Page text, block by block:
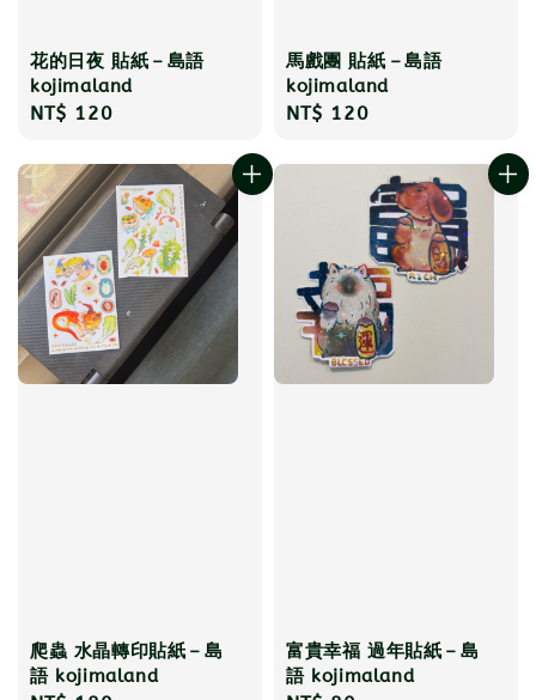
花的日夜 貼紙－島語
kojimaland
Regular
NT$ 120
馬戲團 貼紙－島語
kojimaland
Regular
NT$ 120
爬蟲 水晶轉印貼紙－島
語 kojimaland
富貴幸福 過年貼紙－島
語 kojimaland